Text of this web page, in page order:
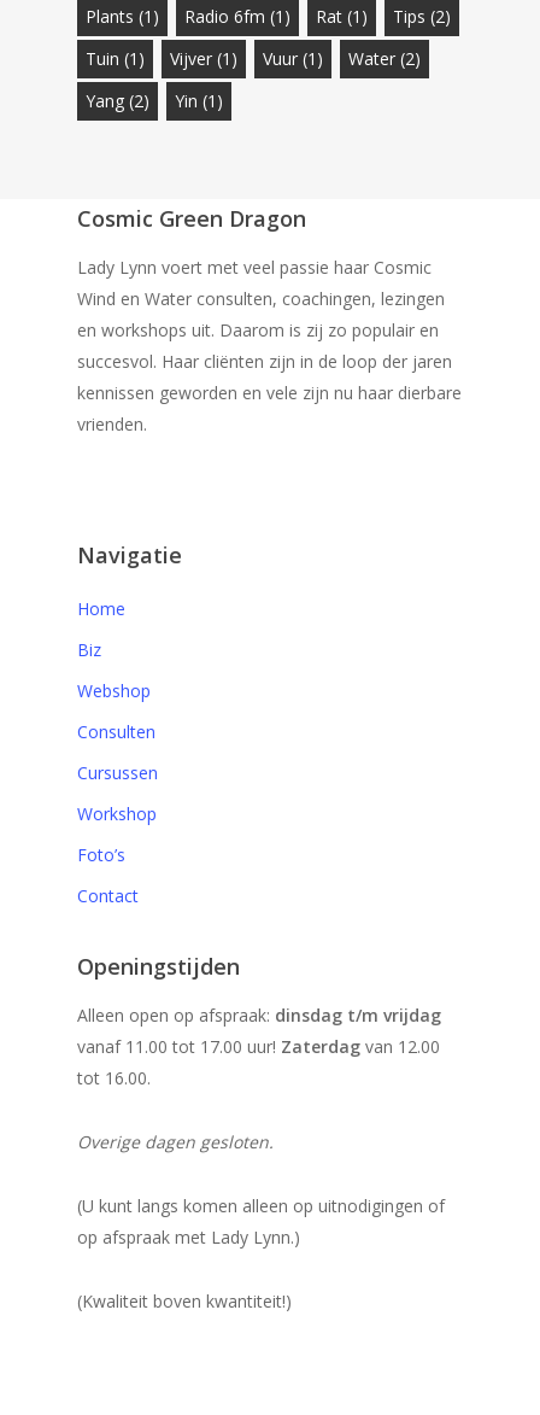
Plants (1) Radio 6fm (1) Rat (1) Tips (2)
Tuin (1) Vijver (1) Vuur (1) Water (2)
Yang (2) Yin (1)
Cosmic Green Dragon
Lady Lynn voert met veel passie haar Cosmic
Wind en Water consulten, coachingen, lezingen
en workshops uit. Daarom is zij zo populair en
succesvol. Haar cliënten zijn in de loop der jaren
kennissen geworden en vele zijn nu haar dierbare
vrienden.
Navigatie
Home
Biz
Webshop
Consulten
Cursussen
Workshop
Foto’s
Contact
Openingstijden
Alleen open op afspraak: dinsdag t/m vrijdag
vanaf 11.00 tot 17.00 uur! Zaterdag van 12.00
tot 16.00.
Overige dagen gesloten.
(U kunt langs komen alleen op uitnodigingen of
op afspraak met Lady Lynn.)
(Kwaliteit boven kwantiteit!)